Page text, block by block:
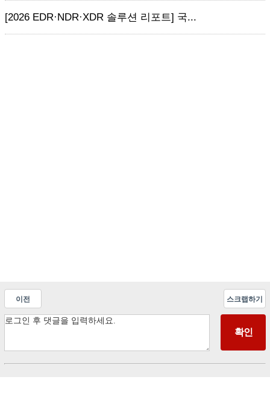
[2026 EDR·NDR·XDR 솔루션 리포트] 국...
이전 스크랩하기